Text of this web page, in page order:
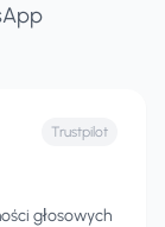
Trustpilot
głosowych